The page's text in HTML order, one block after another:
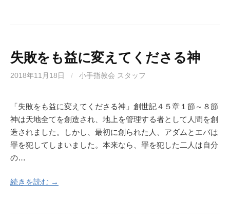
失敗をも益に変えてくださる神
2018年11月18日 / 小手指教会 スタッフ
「失敗をも益に変えてくださる神」創世記４５章１節～８節
神は天地全てを創造され、地上を管理する者として人間を創
造されました。しかし、最初に創られた人、アダムとエバは
罪を犯してしまいました。本来なら、罪を犯した二人は自分
の…
続きを読む →